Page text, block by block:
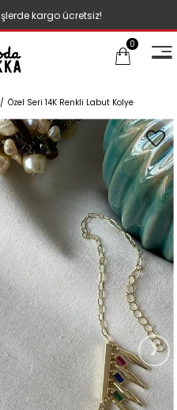
kargo ücretsiz!
0
Özel Seri 14K Renkli Labut Kolye
›